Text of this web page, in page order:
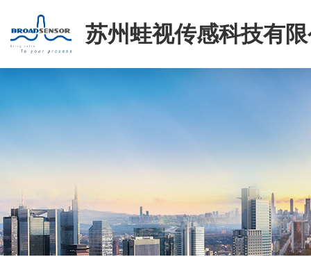
苏州蛙视传感科技有